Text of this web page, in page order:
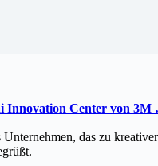
Innovation Center von 3M
das zu